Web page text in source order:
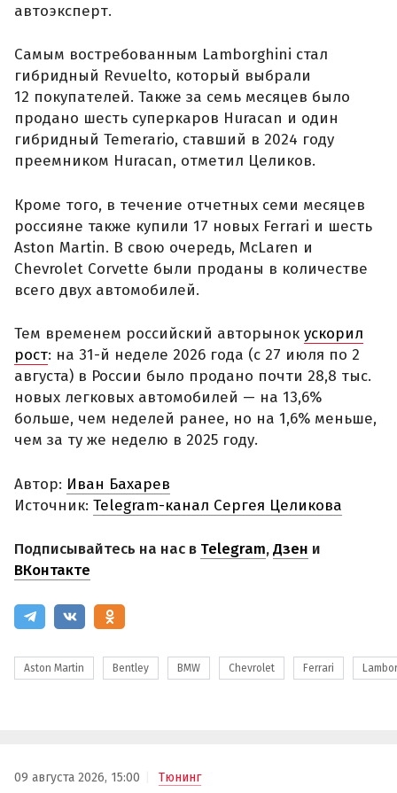
автоэксперт.
Самым востребованным Lamborghini стал
гибридный Revuelto, который выбрали
12 покупателей. Также за семь месяцев было
продано шесть суперкаров Huracan и один
гибридный Temerario, ставший в 2024 году
преемником Huracan, отметил Целиков.
Кроме того, в течение отчетных семи месяцев
россияне также купили 17 новых Ferrari и шесть
Aston Martin. В свою очередь, McLaren и
Chevrolet Corvette были проданы в количестве
всего двух автомобилей.
Тем временем российский авторынок ускорил
рост: на 31-й неделе 2026 года (с 27 июля по 2
августа) в России было продано почти 28,8 тыс.
новых легковых автомобилей — на 13,6%
больше, чем неделей ранее, но на 1,6% меньше,
чем за ту же неделю в 2025 году.
Автор: Иван Бахарев
Источник: Telegram-канал Сергея Целикова
Подписывайтесь на нас в Telegram,Дзен и
ВКонтакте
Aston Martin Bentley BMW Chevrolet Ferrari
09 августа 2026, 15:00 Тюнинг